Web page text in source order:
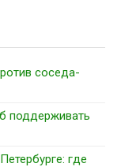
соседа-
поддерживать
где